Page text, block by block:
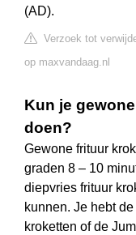
(AD).
Verzoek tot
op maxvandaag.nl
Kun je
doen?
Gewone frituur
graden 8 – 10
diepvries frituur
kunnen. Je hebt
kroketten of de